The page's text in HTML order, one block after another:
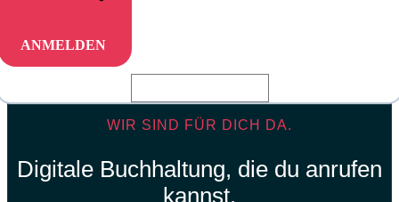
ANMELDEN
WIR SIND FÜR DICH DA.
Digitale Buchhaltung, die du anrufen
kannst.